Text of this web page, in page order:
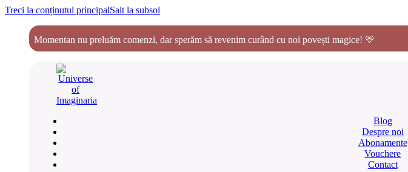
Treci la conținutul principalSalt la subsol
Momentan nu preluăm comenzi, dar sperăm să revenim curând cu noi povești magice! 💛
Blog
Despre noi
Abonamente
Vouchere
Contact